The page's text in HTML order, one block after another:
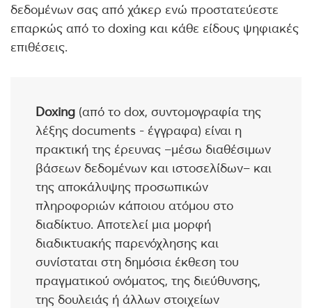
δεδομένων σας από χάκερ ενώ προστατεύεστε
επαρκώς από το doxing και κάθε είδους ψηφιακές
επιθέσεις.
Doxing (από το dox, συντομογραφία της
λέξης documents - έγγραφα) είναι η
πρακτική της έρευνας –μέσω διαθέσιμων
βάσεων δεδομένων και ιστοσελίδων– και
της αποκάλυψης προσωπικών
πληροφοριών κάποιου ατόμου στο
διαδίκτυο. Αποτελεί μια μορφή
διαδικτυακής παρενόχλησης και
συνίσταται στη δημόσια έκθεση του
πραγματικού ονόματος, της διεύθυνσης,
της δουλειάς ή άλλων στοιχείων